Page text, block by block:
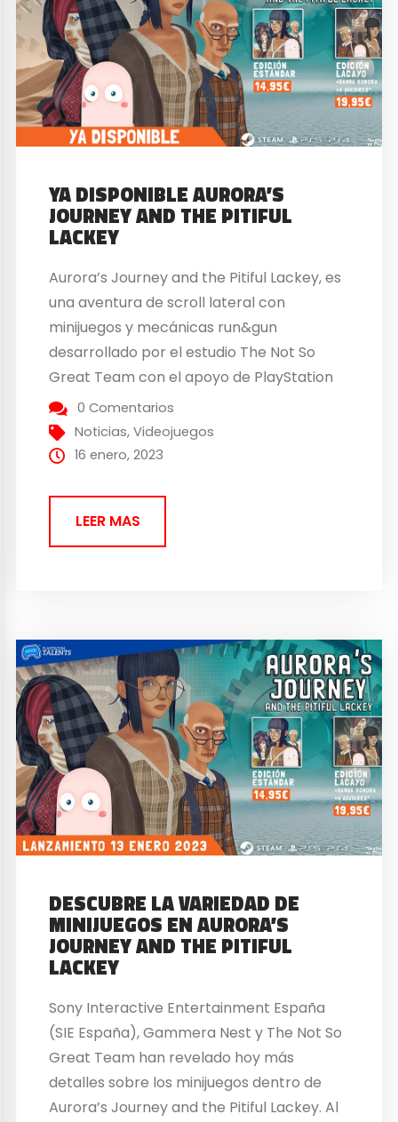
YA DISPONIBLE AURORA’S
JOURNEY AND THE PITIFUL
LACKEY
Aurora’s Journey and the Pitiful Lackey, es
una aventura de scroll lateral con
minijuegos y mecánicas run&gun
desarrollado por el estudio The Not So
Great Team con el apoyo de PlayStation
Talents Games Camp, disponible a partir
de hoy para PS4, PS5 y Steam, en las
siguientes ediciones: Edición Estándar a
0 Comentarios
Noticias,Videojuegos
16 enero, 2023
LEER MAS
DESCUBRE LA VARIEDAD DE
MINIJUEGOS EN AURORA’S
JOURNEY AND THE PITIFUL
LACKEY
Sony Interactive Entertainment España
(SIE España), Gammera Nest y The Not So
Great Team han revelado hoy más
detalles sobre los minijuegos dentro de
Aurora’s Journey and the Pitiful Lackey. Al